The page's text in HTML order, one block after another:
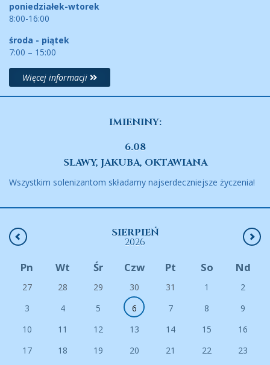
poniedziałek-wtorek
8:00-16:00
środa - piątek
7:00 – 15:00
Więcej informacji
IMIENINY:
6.08
SLAWY, JAKUBA, OKTAWIANA
Wszystkim solenizantom składamy najserdeczniejsze życzenia!
SIERPIEŃ
2026
Pn Wt Śr Czw Pt So Nd
27 28 29 30 31 1
2
3
4 5 6 7 8
9
10
11 12 13 14 15
16
17
18 19 20 21 22
23